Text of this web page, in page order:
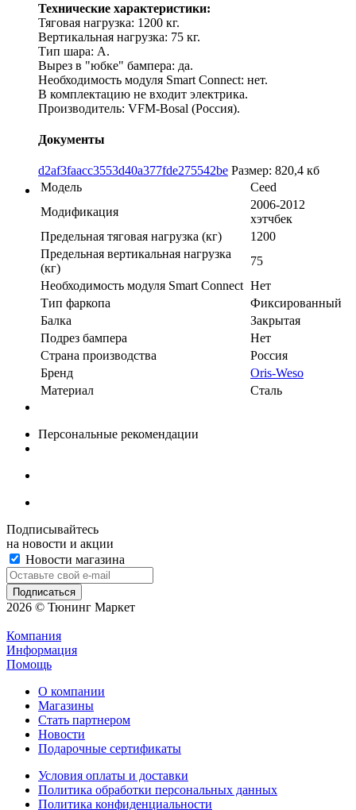
Технические характеристики:
Тяговая нагрузка: 1200 кг.
Вертикальная нагрузка: 75 кг.
Тип шара: A.
Вырез в "юбке" бампера: да.
Необходимость модуля Smart Connect: нет.
В комплектацию не входит электрика.
Производитель: VFM-Bosal (Россия).
Документы
d2af3faacc3553d40a377fde275542be Размер: 820,4 кб
Модель
Ceed
Модификация
2006-2012
хэтчбек
Предельная тяговая нагрузка (кг)
1200
Предельная вертикальная нагрузка
(кг)
75
Необходимость модуля Smart Connect Нет
Тип фаркопа
Фиксированный
Балка
Закрытая
Подрез бампера
Нет
Страна производства
Россия
Бренд
Oris-Weso
Материал
Сталь
Персональные рекомендации
Подписывайтесь
на новости и акции
Новости магазина
2026 © Тюнинг Маркет
Компания
Информация
Помощь
О компании
Магазины
Стать партнером
Новости
Подарочные сертификаты
Условия оплаты и доставки
Политика обработки персональных данных
Политика конфиденциальности